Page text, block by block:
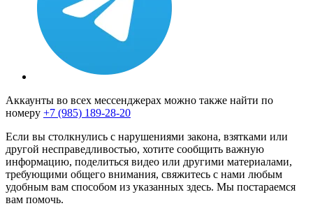
Аккаунты во всех мессенджерах можно также найти по
номеру +7 (985) 189-28-20
Если вы столкнулись с нарушениями закона, взятками или
другой несправедливостью, хотите сообщить важную
информацию, поделиться видео или другими материалами,
требующими общего внимания, свяжитесь с нами любым
удобным вам способом из указанных здесь. Мы постараемся
вам помочь.